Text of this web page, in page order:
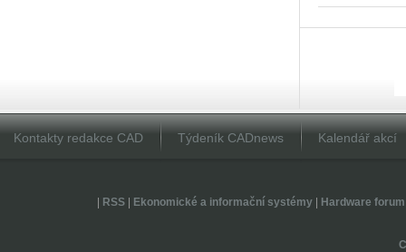
Kontakty redakce CAD Týdeník CADnews Kalendář akcí
RSS| Ekonomické a informační systémy| Hardware forum